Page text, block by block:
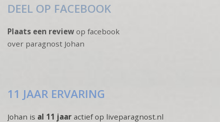
DEEL OP FACEBOOK
Plaats een review op facebook
over paragnost Johan
11 JAAR ERVARING
Johan is al 11 jaar actief op liveparagnost.nl